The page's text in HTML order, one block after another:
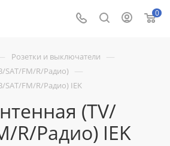
0
Розетки и выключатели —
SAT/FM/R/Радио) —
SAT/FM/R/Радио) IEK
(TV/
R/Радио) IEK